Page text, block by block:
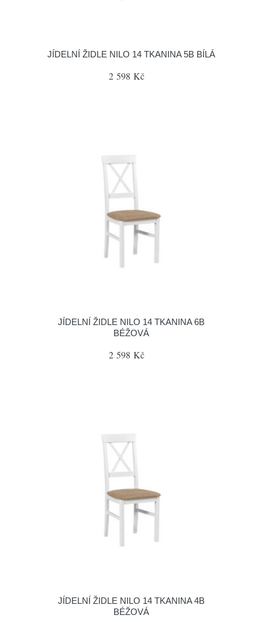
JÍDELNÍ ŽIDLE NILO 14 TKANINA 5B BÍLÁ
2 598 Kč
JÍDELNÍ ŽIDLE NILO 14 TKANINA 6B
BÉŽOVÁ
2 598 Kč
JÍDELNÍ ŽIDLE NILO 14 TKANINA 4B
BÉŽOVÁ